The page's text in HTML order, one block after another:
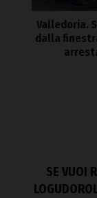
Valledoria.
dalla
SE VUOI